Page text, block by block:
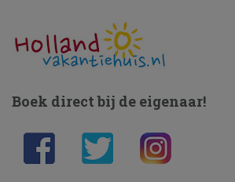
Boek direct bij de eigenaar!